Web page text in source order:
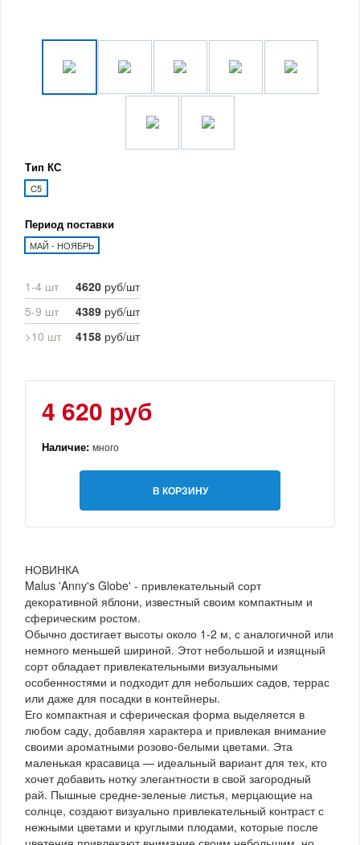
Тип КС
C5
Период поставки
МАЙ - НОЯБРЬ
1-4 шт 4620 руб/шт
5-9 шт
4389 руб/шт
>10 шт
4158 руб/шт
4 620 руб
Наличие: много
В КОРЗИНУ
НОВИНКА
Malus 'Anny's Globe' - привлекательный сорт
декоративной яблони, известный своим компактным и
сферическим ростом.
Обычно достигает высоты около 1-2 м, с аналогичной или
немного меньшей шириной. Этот небольшой и изящный
сорт обладает привлекательными визуальными
особенностями и подходит для небольших садов, террас
или даже для посадки в контейнеры.
Его компактная и сферическая форма выделяется в
любом саду, добавляя характера и привлекая внимание
своими ароматными розово-белыми цветами. Эта
маленькая красавица — идеальный вариант для тех, кто
хочет добавить нотку элегантности в свой загородный
рай. Пышные средне-зеленые листья, мерцающие на
солнце, создают визуально привлекательный контраст с
нежными цветами и круглыми плодами, которые после